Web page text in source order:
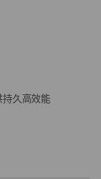
久高效能